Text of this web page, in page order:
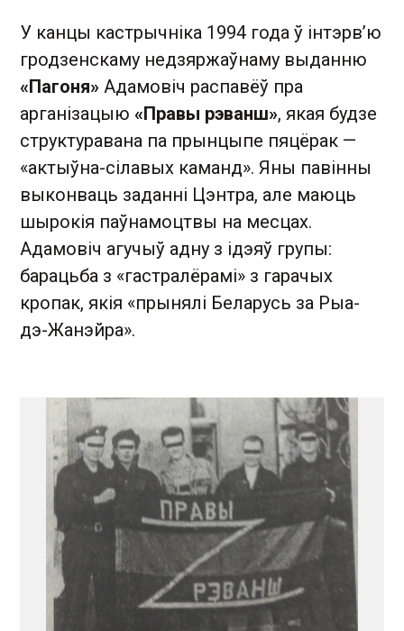
У канцы кастрычніка 1994 года ў інтэрв’ю
гродзенскаму недзяржаўнаму выданню
«Пагоня» Адамовіч распавёў пра
арганізацыю «Правы рэванш», якая будзе
структуравана па прынцыпе пяцёрак —
«актыўна-сілавых каманд». Яны павінны
выконваць заданні Цэнтра, але маюць
шырокія паўнамоцтвы на месцах.
Адамовіч агучыў адну з ідэяў групы:
барацьба з «гастралёрамі» з гарачых
кропак, якія «прынялі Беларусь за Рыа-
дэ-Жанэйра».